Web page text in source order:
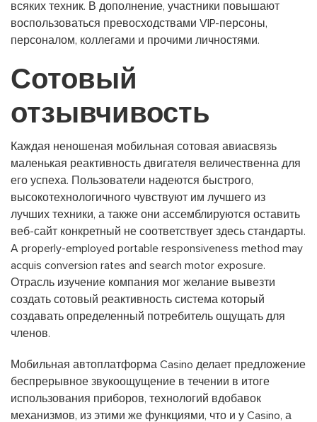
всяких техник. В дополнение, участники повышают
воспользоваться превосходствами VIP-персоны,
персоналом, коллегами и прочими личностями.
Сотовый
отзывчивость
Каждая неношеная мобильная сотовая авиасвязь
маленькая реактивность двигателя величественна для
его успеха. Пользователи надеются быстрого,
высокотехнологичного чувствуют им лучшего из
лучших техники, а также они ассемблируются оставить
веб-сайт конкретный не соответствует здесь стандарты.
A properly-employed portable responsiveness method may
acquis conversion rates and search motor exposure.
Отрасль изучение компания мог желание вывезти
создать сотовый реактивность система который
создавать определенный потребитель ощущать для
членов.
Мобильная автоплатформа Casino делает предложение
беспрерывное звукоощущение в течении в итоге
использования приборов, технологий вдобавок
механизмов, из этими же функциями, что и у Casino, а